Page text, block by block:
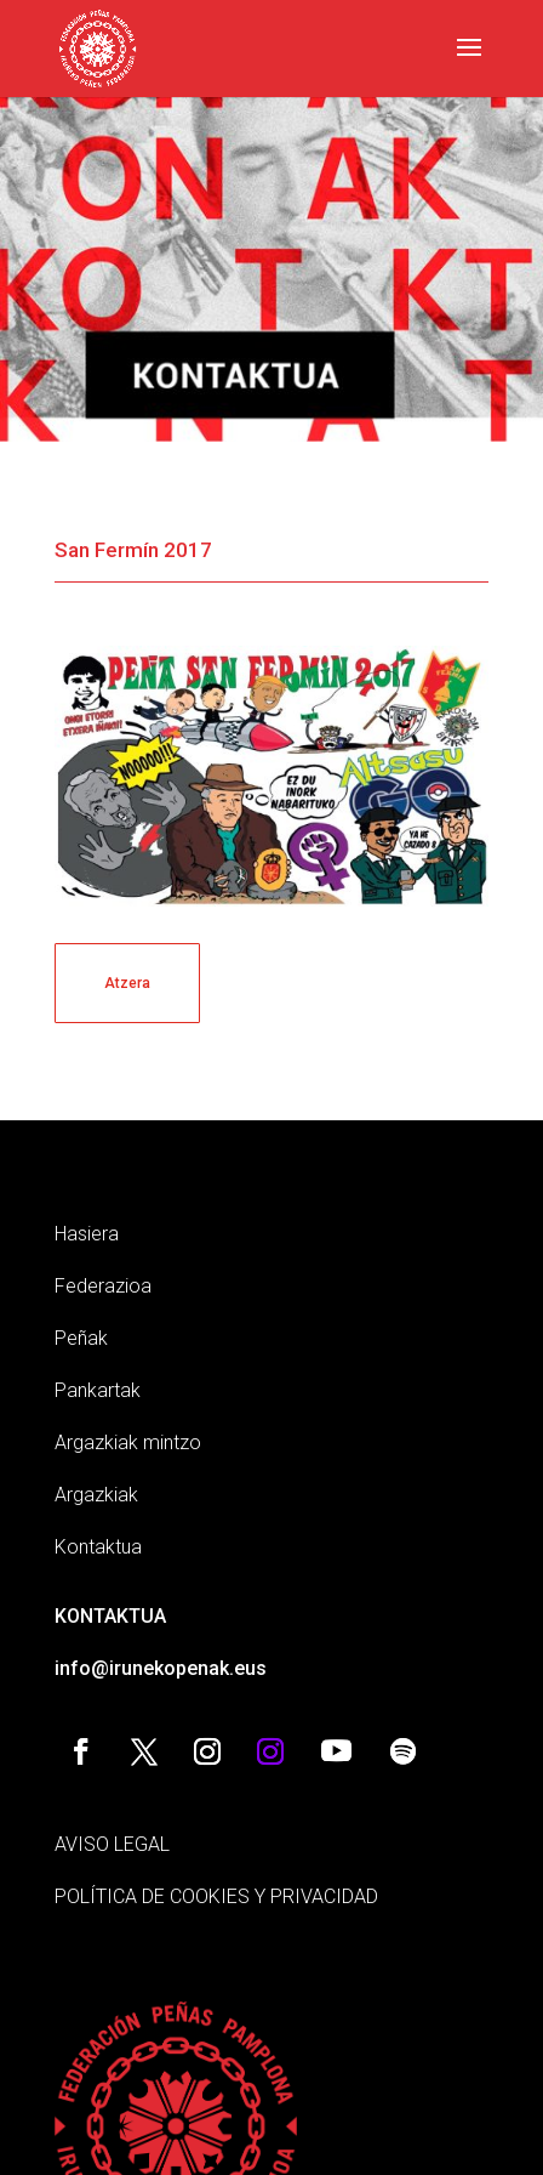
San Fermín 2017
Atzera
Hasiera
Federazioa
Peñak
Pankartak
Argazkiak mintzo
Argazkiak
Kontaktua
KONTAKTUA
info@irunekopenak.eus
AVISO LEGAL
POLÍTICA DE COOKIES Y PRIVACIDAD